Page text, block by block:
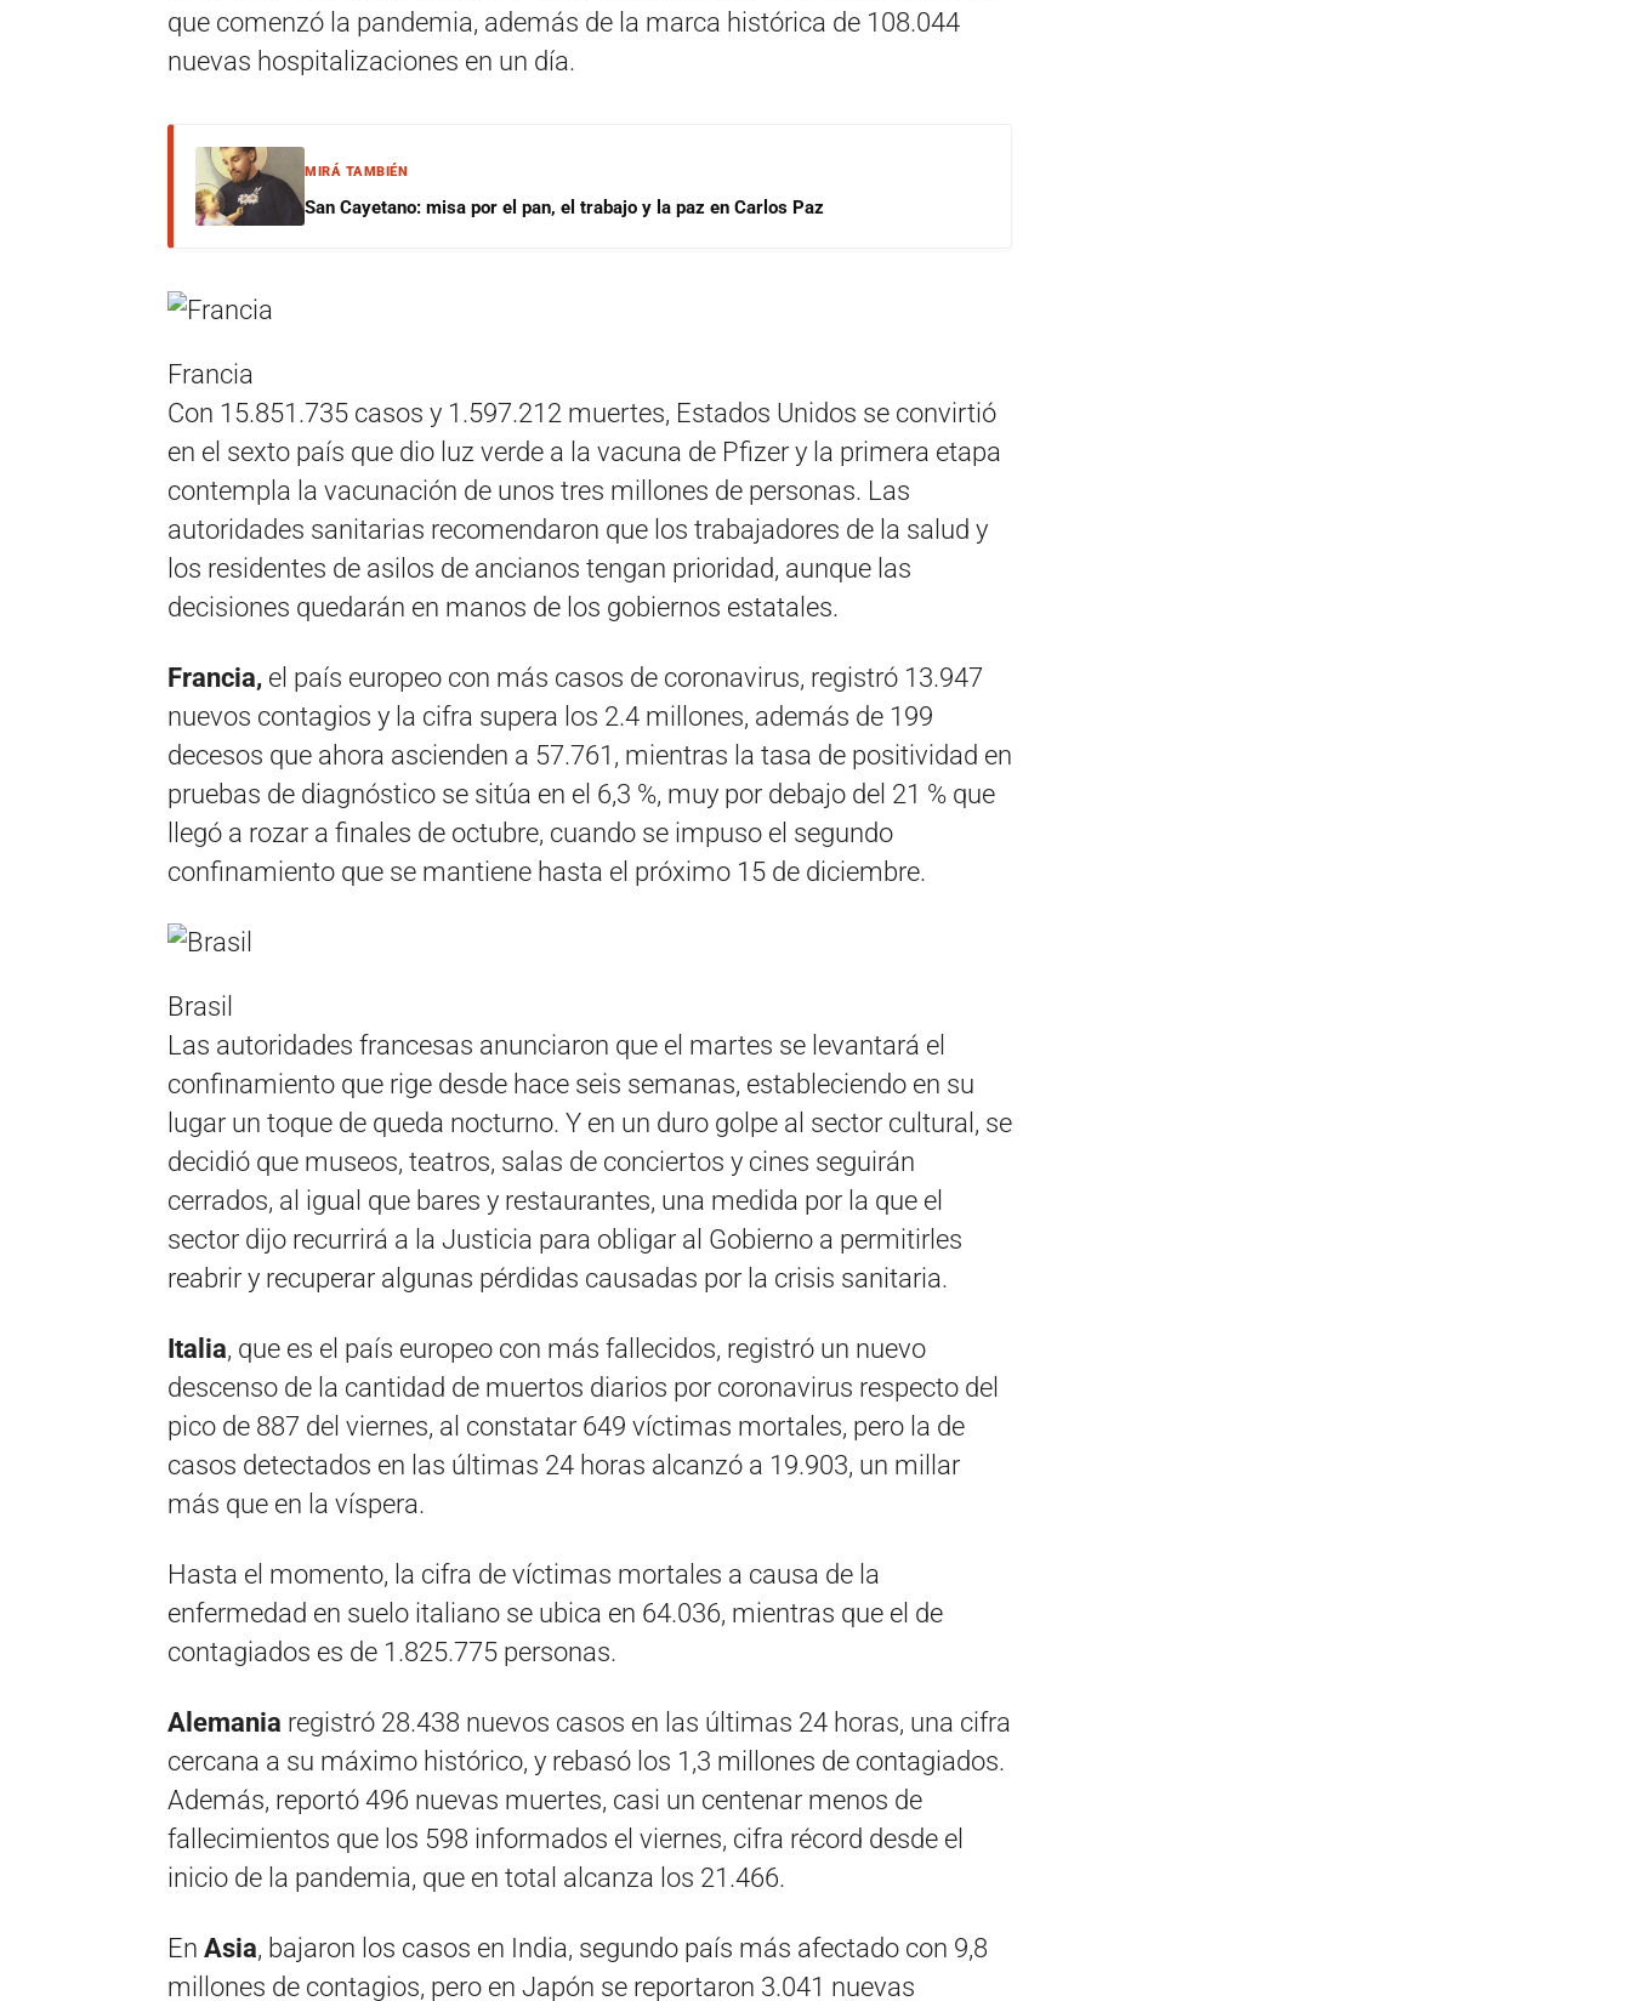
que comenzó la pandemia, además de la marca histórica de 108.044
nuevas hospitalizaciones en un día.
MIRÁ TAMBIÉN
San Cayetano: misa por el pan, el trabajo y la paz en Carlos Paz
Francia
Con 15.851.735 casos y 1.597.212 muertes, Estados Unidos se convirtió
en el sexto país que dio luz verde a la vacuna de Pfizer y la primera etapa
contempla la vacunación de unos tres millones de personas. Las
autoridades sanitarias recomendaron que los trabajadores de la salud y
los residentes de asilos de ancianos tengan prioridad, aunque las
decisiones quedarán en manos de los gobiernos estatales.
Francia, el país europeo con más casos de coronavirus, registró 13.947
nuevos contagios y la cifra supera los 2.4 millones, además de 199
decesos que ahora ascienden a 57.761, mientras la tasa de positividad en
pruebas de diagnóstico se sitúa en el 6,3 %, muy por debajo del 21 % que
llegó a rozar a finales de octubre, cuando se impuso el segundo
confinamiento que se mantiene hasta el próximo 15 de diciembre.
Brasil
Las autoridades francesas anunciaron que el martes se levantará el
confinamiento que rige desde hace seis semanas, estableciendo en su
lugar un toque de queda nocturno. Y en un duro golpe al sector cultural, se
decidió que museos, teatros, salas de conciertos y cines seguirán
cerrados, al igual que bares y restaurantes, una medida por la que el
sector dijo recurrirá a la Justicia para obligar al Gobierno a permitirles
reabrir y recuperar algunas pérdidas causadas por la crisis sanitaria.
Italia, que es el país europeo con más fallecidos, registró un nuevo
descenso de la cantidad de muertos diarios por coronavirus respecto del
pico de 887 del viernes, al constatar 649 víctimas mortales, pero la de
casos detectados en las últimas 24 horas alcanzó a 19.903, un millar
más que en la víspera.
Hasta el momento, la cifra de víctimas mortales a causa de la
enfermedad en suelo italiano se ubica en 64.036, mientras que el de
contagiados es de 1.825.775 personas.
Alemania registró 28.438 nuevos casos en las últimas 24 horas, una cifra
cercana a su máximo histórico, y rebasó los 1,3 millones de contagiados.
Además, reportó 496 nuevas muertes, casi un centenar menos de
fallecimientos que los 598 informados el viernes, cifra récord desde el
inicio de la pandemia, que en total alcanza los 21.466.
En Asia, bajaron los casos en India, segundo país más afectado con 9,8
millones de contagios, pero en Japón se reportaron 3.041 nuevas